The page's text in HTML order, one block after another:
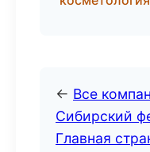
← Все
Сибирский
Главная